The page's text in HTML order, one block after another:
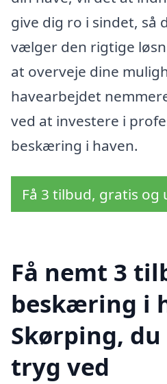
give dig ro i sindet, så
vælger den rigtige
at overveje dine
havearbejdet
ved at investere i
beskæring i haven.
Få 3 tilbud, gratis
Få nemt 3
beskæring i
Skørping,
tryg ved